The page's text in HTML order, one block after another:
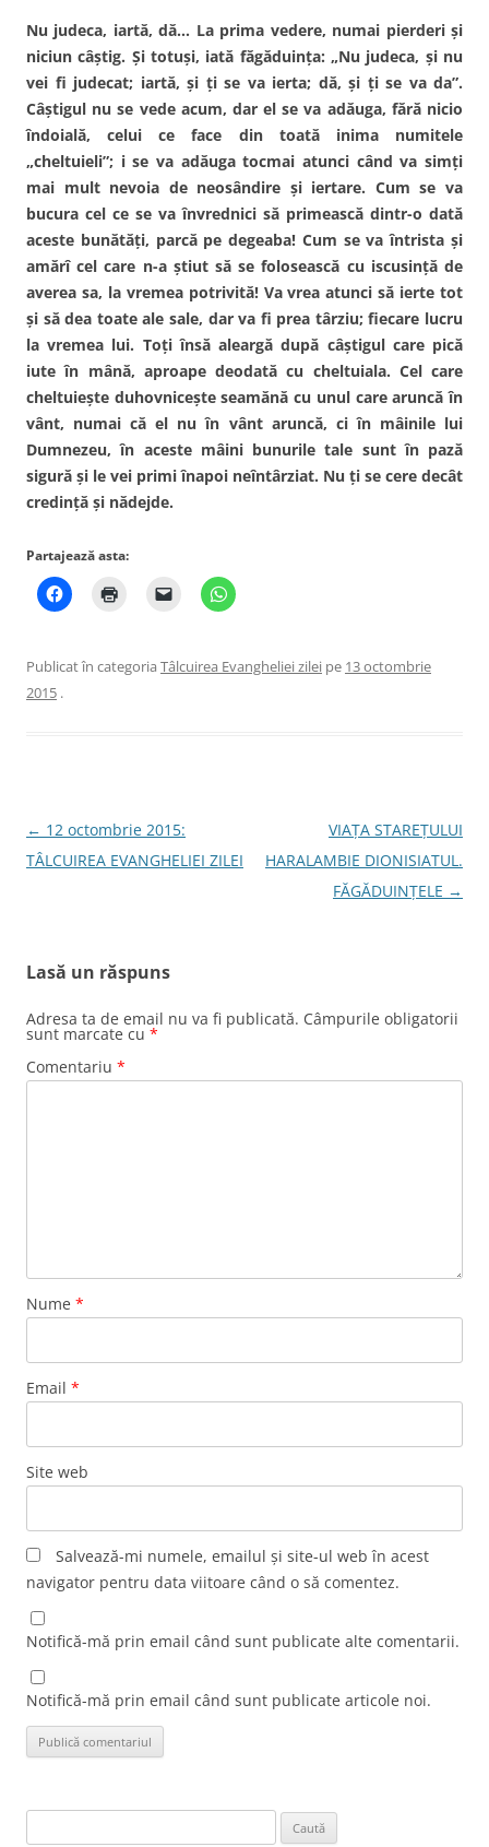
Nu judeca, iartă, dă… La prima vedere, numai pierderi şi
niciun câştig. Şi totuşi, iată făgăduinţa: „Nu judeca, şi nu
vei fi judecat; iartă, şi ţi se va ierta; dă, şi ţi se va da”.
Câştigul nu se vede acum, dar el se va adăuga, fără nicio
îndoială, celui ce face din toată inima numitele
„cheltuieli”; i se va adăuga tocmai atunci când va simţi
mai mult nevoia de neosândire şi iertare. Cum se va
bucura cel ce se va învrednici să primească dintr-o dată
aceste bunătăţi, parcă pe degeaba! Cum se va întrista şi
amărî cel care n-a ştiut să se folosească cu iscusinţă de
averea sa, la vremea potrivită! Va vrea atunci să ierte tot
şi să dea toate ale sale, dar va fi prea târziu; fiecare lucru
la vremea lui. Toţi însă aleargă după câştigul care pică
iute în mână, aproape deodată cu cheltuiala. Cel care
cheltuieşte duhovniceşte seamănă cu unul care aruncă în
vânt, numai că el nu în vânt aruncă, ci în mâinile lui
Dumnezeu, în aceste mâini bunurile tale sunt în pază
sigură şi le vei primi înapoi neîntârziat. Nu ţi se cere decât
credinţă şi nădejde.
Partajează asta:
Publicat în categoria Tâlcuirea Evangheliei zilei pe 13 octombrie
2015 .
Navigare
în
← 12 octombrie 2015:
TÂLCUIREA EVANGHELIEI ZILEI
VIAȚA STAREȚULUI
HARALAMBIE DIONISIATUL.
FĂGĂDUINŢELE →
Lasă un răspuns
Adresa ta de email nu va fi publicată. Câmpurile obligatorii
sunt marcate cu *
Comentariu *
Nume *
Email *
Site web
Salvează-mi numele, emailul și site-ul web în acest
navigator pentru data viitoare când o să comentez.
Notifică-mă prin email când sunt publicate alte comentarii.
Notifică-mă prin email când sunt publicate articole noi.